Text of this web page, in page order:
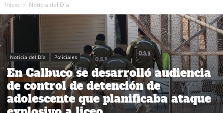
Inicio Noticia del Día
Noticia del Día Policiales
En Calbuco se desarrolló audiencia
de control de detención de
adolescente que planificaba ataque